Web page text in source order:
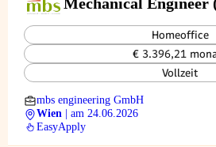
Homeoffice
€ 3.396,21
Vollzeit
mbs engineering GmbH
Wien
| am 24.06.2026
EasyApply